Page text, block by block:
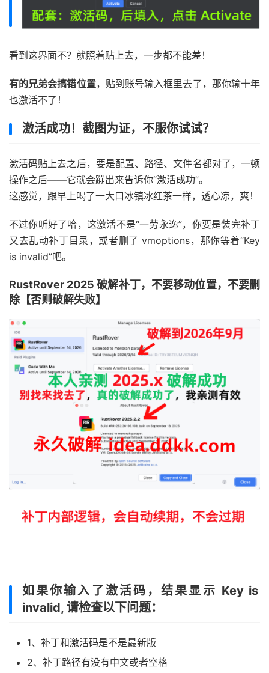
看到这界面不？就照着贴上去，一步都不能差！
有的兄弟会搞错位置，贴到账号输入框里去了，那你输十年
也激活不了！
激活成功！截图为证，不服你试试？
激活码贴上去之后，要是配置、路径、文件名都对了，一顿
操作之后——它就会蹦出来告诉你“激活成功”。
这感觉，跟早上喝了一大口冰镇冰红茶一样，透心凉，爽！
不过你听好了哈，这激活不是“一劳永逸”，你要是装完补丁
又去乱动补丁目录，或者删了 vmoptions，那你等着“Key
is invalid”吧。
RustRover 2025 破解补丁，不要移动位置，不要删
除【否则破解失败】
如果你输入了激活码，结果显示 Key is
invalid, 请检查以下问题：
1、补丁和激活码是不是最新版
2、补丁路径有没有中文或者空格